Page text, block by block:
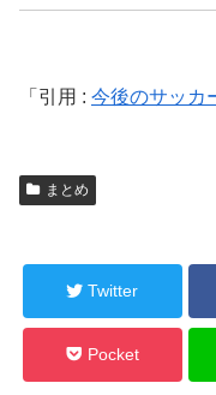
引用 : 今後のサッカ
まとめ
Twitter
Pocket